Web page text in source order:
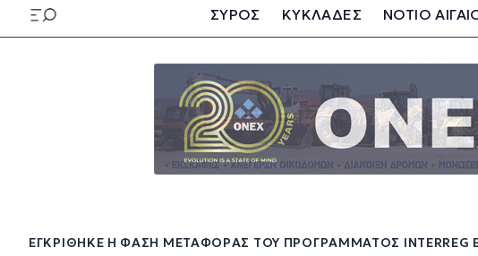
ΣΥΡΟΣ ΚΥΚΛΑΔΕΣ ΝΟΤΙΟ
ΕΓΚΡΊΘΗΚΕ Η ΦΆΣΗ ΜΕΤΑΦΟΡΆΣ ΤΟΥ ΠΡΟΓΡΆΜΜΑΤΟΣ INTERREG